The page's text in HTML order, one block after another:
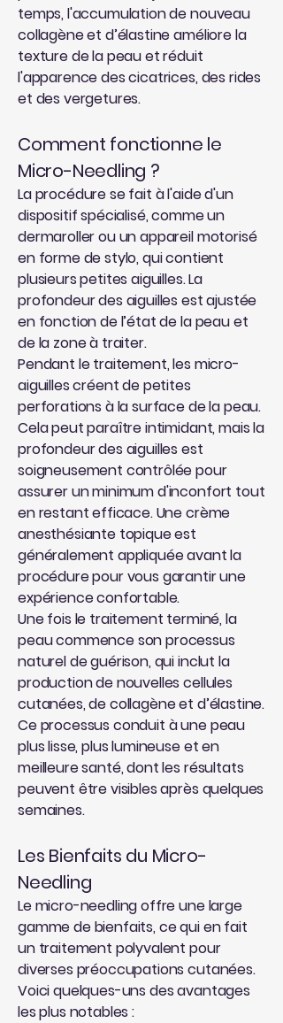
temps, l'accumulation de nouveau
collagène et d’élastine améliore la
texture de la peau et réduit
l'apparence des cicatrices, des rides
et des vergetures.
Comment fonctionne le
Micro-Needling ?
La procédure se fait à l'aide d'un
dispositif spécialisé, comme un
dermaroller ou un appareil motorisé
en forme de stylo, qui contient
plusieurs petites aiguilles. La
profondeur des aiguilles est ajustée
en fonction de l’état de la peau et
de la zone à traiter.
Pendant le traitement, les micro-
aiguilles créent de petites
perforations à la surface de la peau.
Cela peut paraître intimidant, mais la
profondeur des aiguilles est
soigneusement contrôlée pour
assurer un minimum d'inconfort tout
en restant efficace. Une crème
anesthésiante topique est
généralement appliquée avant la
procédure pour vous garantir une
expérience confortable.
Une fois le traitement terminé, la
peau commence son processus
naturel de guérison, qui inclut la
production de nouvelles cellules
cutanées, de collagène et d’élastine.
Ce processus conduit à une peau
plus lisse, plus lumineuse et en
meilleure santé, dont les résultats
peuvent être visibles après quelques
semaines.
Les Bienfaits du Micro-
Needling
Le micro-needling offre une large
gamme de bienfaits, ce qui en fait
un traitement polyvalent pour
diverses préoccupations cutanées.
Voici quelques-uns des avantages
les plus notables :